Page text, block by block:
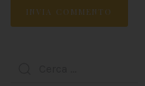
INVIA COMMENTO